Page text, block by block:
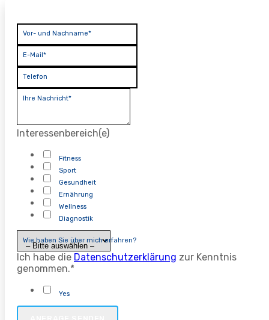
Vor- und Nachname*
E-Mail*
Telefon
Ihre Nachricht*
Interessenbereich(e)
Fitness
Sport
Gesundheit
Ernährung
Wellness
Diagnostik
Wie haben Sie über mich erfahren?
Ich habe die Datenschutzerklärung zur Kenntnis
genommen.*
Yes